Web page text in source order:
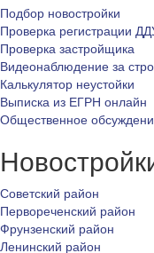
Подбор новостройки
Проверка регистрации
Проверка застройщика
Видеонаблюдение за
Калькулятор неустойки
Выписка из ЕГРН онлайн
Общественное
Советский район
Первореченский район
Фрунзенский район
Ленинский район